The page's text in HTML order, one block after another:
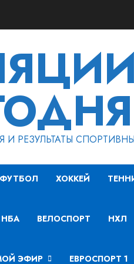
РЕЗУЛЬТАТЫ
ФУТБОЛ ХОККЕЙ
НБА ВЕЛОСПОРТ НХЛ
ЭФИР ЕВРОСПОРТ 1